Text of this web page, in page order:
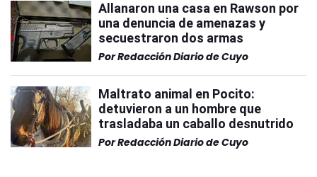
Allanaron una casa en Rawson por
una denuncia de amenazas y
secuestraron dos armas
PorRedacción Diario de Cuyo
Maltrato animal en Pocito:
detuvieron a un hombre que
trasladaba un caballo desnutrido
PorRedacción Diario de Cuyo